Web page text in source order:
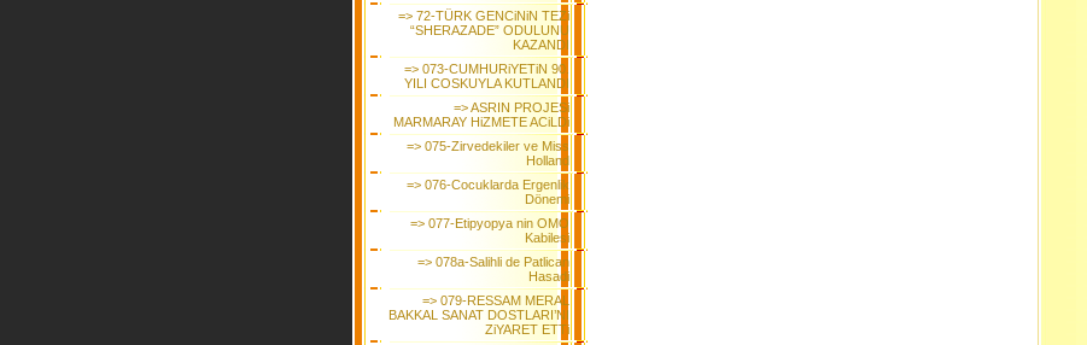
=> 72-TÜRK GENCiNiN TEZi
“SHERAZADE” ODULUNU
KAZANDI
=> 073-CUMHURiYETiN 90.
YILI COSKUYLA KUTLANDI
=> ASRIN PROJESi
MARMARAY HiZMETE ACiLDi
=> 075-Zirvedekiler ve Miss
Holland
=> 076-Cocuklarda Ergenlik
Dönemi
=> 077-Etipyopya nin OMO
Kabilesi
=> 078a-Salihli de Patlican
Hasadi
=> 079-RESSAM MERAL
BAKKAL SANAT DOSTLARI’NI
ZiYARET ETTi